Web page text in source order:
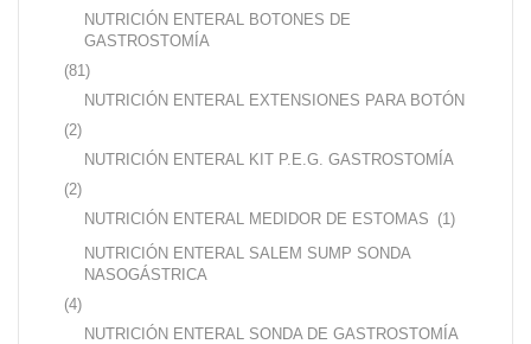
NUTRICIÓN ENTERAL BOTONES DE
GASTROSTOMÍA
(81)
NUTRICIÓN ENTERAL EXTENSIONES PARA BOTÓN
(2)
NUTRICIÓN ENTERAL KIT P.E.G. GASTROSTOMÍA
(2)
NUTRICIÓN ENTERAL MEDIDOR DE ESTOMAS (1)
NUTRICIÓN ENTERAL SALEM SUMP SONDA
NASOGÁSTRICA
(4)
NUTRICIÓN ENTERAL SONDA DE GASTROSTOMÍA